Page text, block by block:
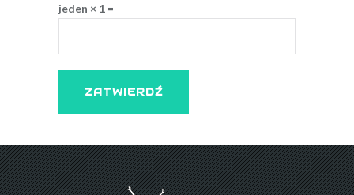
jeden × 1 =